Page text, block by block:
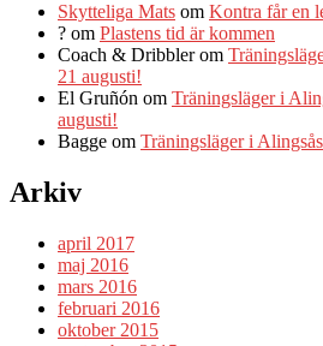
Skytteliga Mats om Kontra får en
? om Plastens tid är kommen
Coach & Dribblerom
21 augusti!
El Gruñón om Träningsläger i
augusti!
Bagge om Träningsläger i
Arkiv
april 2017
maj 2016
mars 2016
februari 2016
oktober 2015